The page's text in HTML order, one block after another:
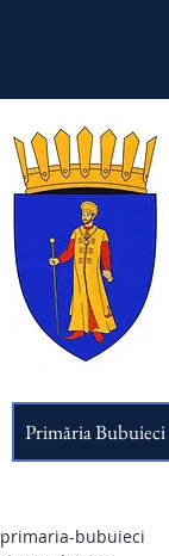
Primăria Bubuieci
primaria-bubuieci